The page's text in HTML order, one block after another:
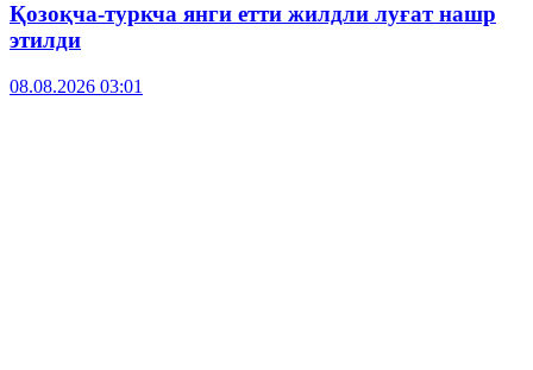
Қозоқча-туркча янги етти жилдли луғат нашр
этилди
08.08.2026 03:01